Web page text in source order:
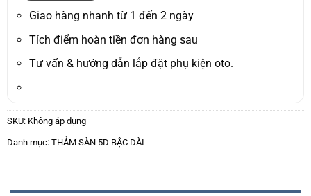
đến
2.999.000₫
Giao hàng nhanh từ 1 đến 2 ngày
Tích điểm hoàn tiền đơn hàng sau
Tư vấn & hướng dẫn lắp đặt phụ kiện oto.
SKU: Không áp dụng
Danh mục: THẢM SÀN 5D BẬC DÀI